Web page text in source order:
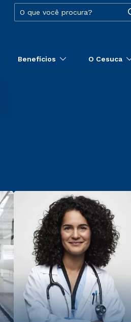
Benefícios O Cesuca